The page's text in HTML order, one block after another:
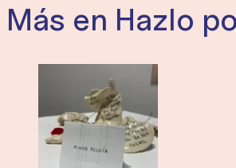
Más en Hazlo